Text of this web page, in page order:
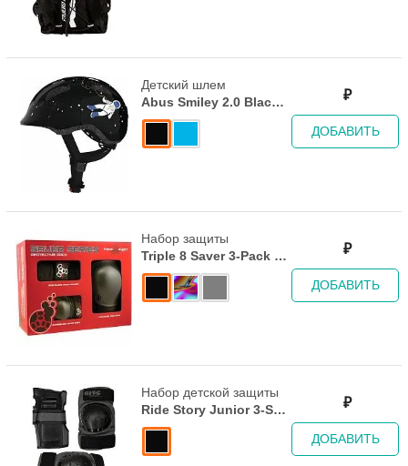
Детский шлем
Abus Smiley 2.0 Black
Space
₽
ДОБАВИТЬ
Набор защиты
Triple 8 Saver 3-Pack -
Black
₽
ДОБАВИТЬ
Набор детской защиты
Ride Story Junior 3-Set
Black/Grey
₽
ДОБАВИТЬ